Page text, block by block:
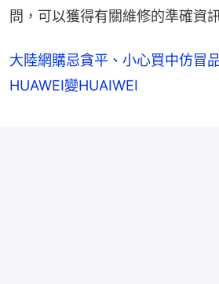
問，可以獲得有關維修的準確資
大陸網購忌貪平、小心買中仿冒
HUAWEI變HUAIWEI